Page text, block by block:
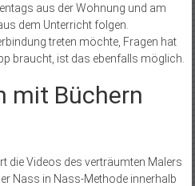
aus der Wohnung und am
dem Unterricht folgen.
treten möchte, Fragen hat
braucht, ist das ebenfalls möglich.
mit Büchern
die Videos des verträumten Malers
Nass in Nass-Methode innerhalb